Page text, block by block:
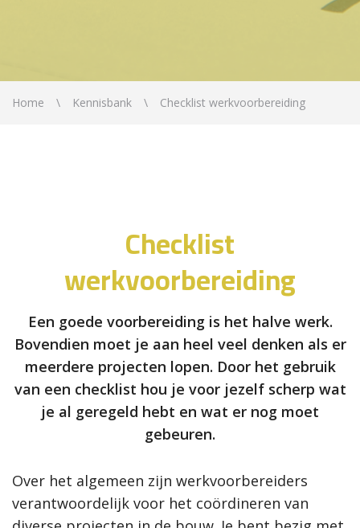
Home Kennisbank Checklist werkvoorbereiding
Checklist
werkvoorbereiding
Een goede voorbereiding is het halve werk.
Bovendien moet je aan heel veel denken als er
meerdere projecten lopen. Door het gebruik
van een checklist hou je voor jezelf scherp wat
je al geregeld hebt en wat er nog moet
gebeuren.
Over het algemeen zijn werkvoorbereiders
verantwoordelijk voor het coördineren van